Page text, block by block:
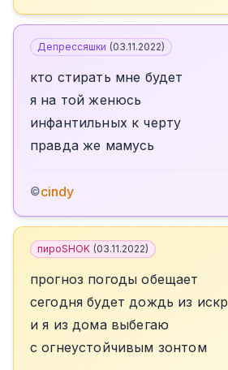
Депрессяшки (03.11.2022)
кто стирать мне будет
я на той женюсь
инфантильных к черту
правда же мамусь
©cindy
пироSHOK (03.11.2022)
прогноз погоды обещает
сегодня будет дождь из искр
и я из дома выбегаю
с огнеустойчивым зонтом